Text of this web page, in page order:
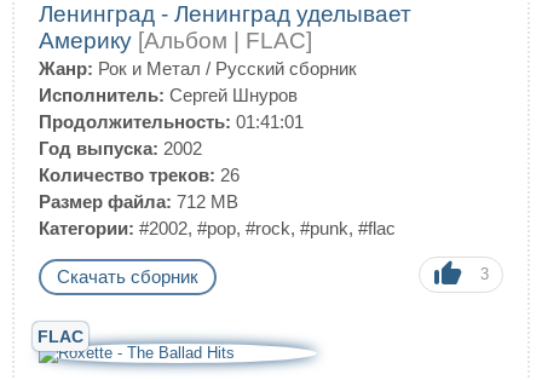
Ленинград - Ленинград уделывает
Америку [Альбом | FLAC]
Жанр: Рок и Метал / Русский сборник
Исполнитель: Сергей Шнуров
Продолжительность: 01:41:01
Год выпуска: 2002
Количество треков: 26
Размер файла: 712 MB
Категории: #2002, #pop, #rock, #punk, #flac
Скачать сборник 3
FLAC